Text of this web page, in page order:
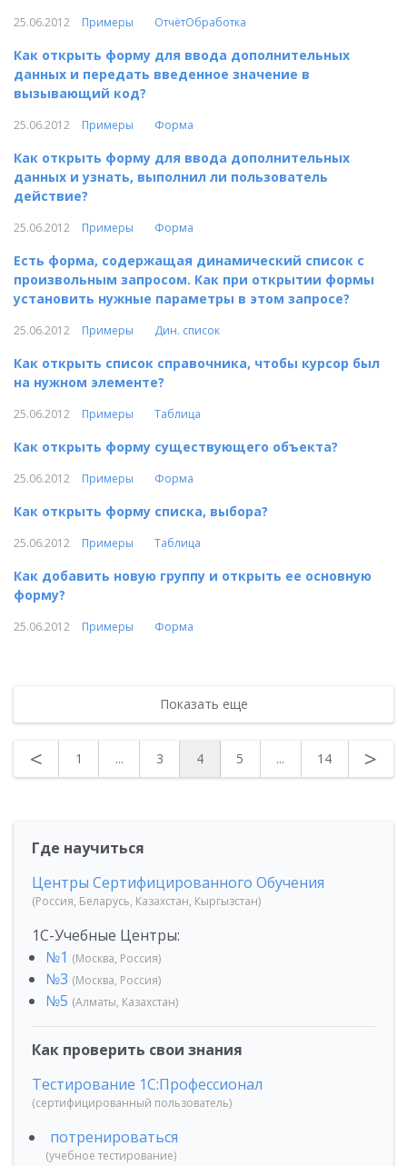
25.06.2012 Примеры ОтчётОбработка
Как открыть форму для ввода дополнительных
данных и передать введенное значение в
вызывающий код?
25.06.2012 Примеры Форма
Как открыть форму для ввода дополнительных
данных и узнать, выполнил ли пользователь
действие?
25.06.2012 Примеры Форма
Есть форма, содержащая динамический список с
произвольным запросом. Как при открытии формы
установить нужные параметры в этом запросе?
25.06.2012 Примеры Дин. список
Как открыть список справочника, чтобы курсор был
на нужном элементе?
25.06.2012 Примеры Таблица
Как открыть форму существующего объекта?
25.06.2012 Примеры Форма
Как открыть форму списка, выбора?
25.06.2012 Примеры Таблица
Как добавить новую группу и открыть ее основную
форму?
25.06.2012 Примеры Форма
Показать еще
< 1 ... 3 4 5 ... 14 >
Где научиться
Центры Сертифицированного Обучения
(Россия, Беларусь, Казахстан, Кыргызстан)
1С-Учебные Центры:
№1 (Москва, Россия)
№3 (Москва, Россия)
№5 (Алматы, Казахстан)
Как проверить свои знания
Тестирование 1С:Профессионал
(сертифицированный пользователь)
потренироваться
(учебное тестирование)